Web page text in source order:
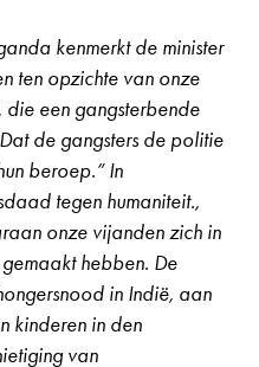
kenmerkt de minister
ten opzichte van onze
een gangsterbende
de gangsters de politie
beroep.” In
tegen humaniteit.,
onze vijanden zich in
hebben. De
in Indië, aan
kinderen in den
van